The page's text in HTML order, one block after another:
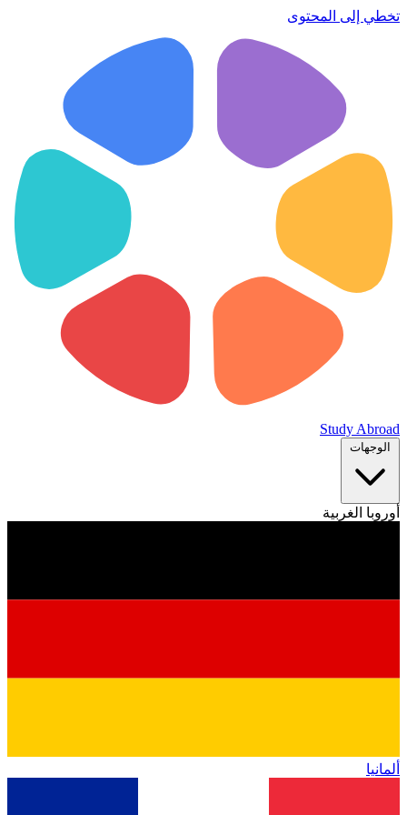
تخطي إلى المحتوى
Study Abroad
الوجهات
أوروبا الغربية
ألمانيا